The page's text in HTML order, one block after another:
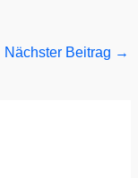
Nächster Beitrag →